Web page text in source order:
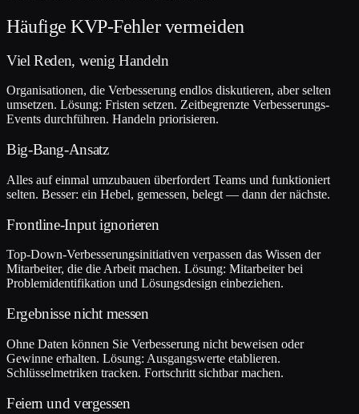
Häufige KVP-Fehler vermeiden
Viel Reden, wenig Handeln
Organisationen, die Verbesserung endlos diskutieren, aber selten
umsetzen. Lösung: Fristen setzen. Zeitbegrenzte Verbesserungs-
Events durchführen. Handeln priorisieren.
Big-Bang-Ansatz
Alles auf einmal umzubauen überfordert Teams und funktioniert
selten. Besser: ein Hebel, gemessen, belegt — dann der nächste.
Frontline-Input ignorieren
Top-Down-Verbesserungsinitiativen verpassen das Wissen der
Mitarbeiter, die die Arbeit machen. Lösung: Mitarbeiter bei
Problemidentifikation und Lösungsdesign einbeziehen.
Ergebnisse nicht messen
Ohne Daten können Sie Verbesserung nicht beweisen oder
Gewinne erhalten. Lösung: Ausgangswerte etablieren.
Schlüsselmetriken tracken. Fortschritt sichtbar machen.
Feiern und vergessen